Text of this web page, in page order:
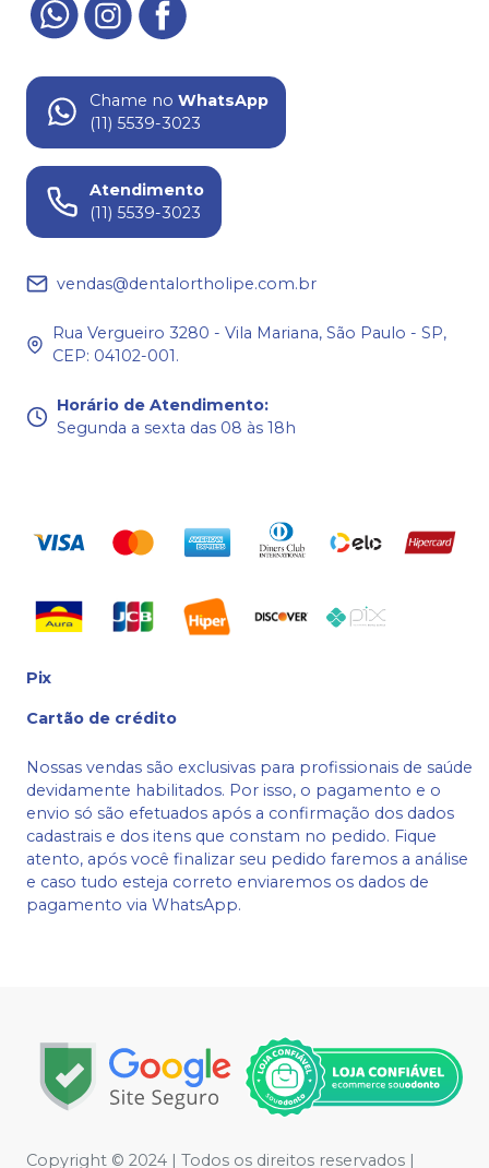
Chame no WhatsApp
(11) 5539-3023
Atendimento
(11) 5539-3023
vendas@dentalortholipe.com.br
Rua Vergueiro 3280 - Vila Mariana, São Paulo - SP,
CEP: 04102-001.
Horário de Atendimento:
Segunda a sexta das 08 às 18h
Pix
Cartão de crédito
Nossas vendas são exclusivas para profissionais de saúde
devidamente habilitados. Por isso, o pagamento e o
envio só são efetuados após a confirmação dos dados
cadastrais e dos itens que constam no pedido. Fique
atento, após você finalizar seu pedido faremos a análise
e caso tudo esteja correto enviaremos os dados de
pagamento via WhatsApp.
Copyright © 2024 | Todos os direitos reservados |